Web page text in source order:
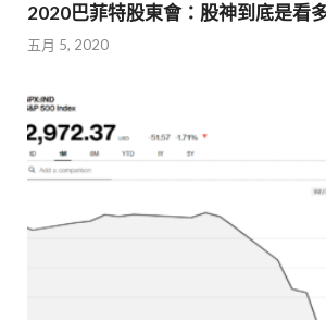
2020巴菲特股東會：股神到底是看
五月 5, 2020